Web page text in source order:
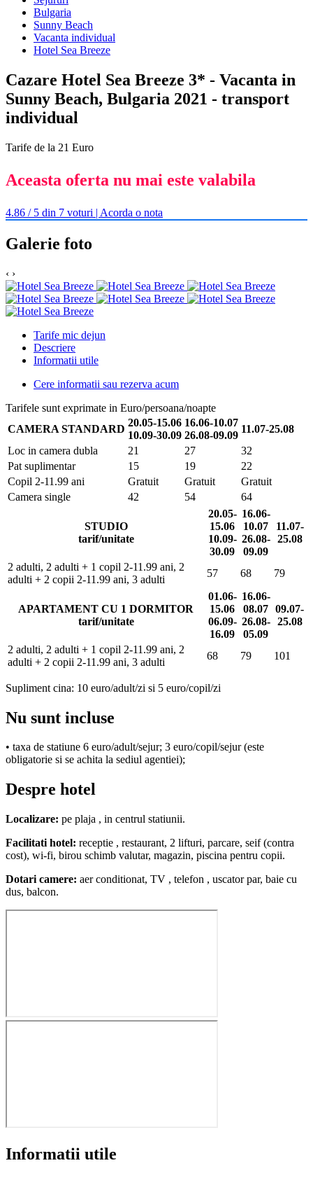
Bulgaria
Sunny Beach
Vacanta individual
Hotel Sea Breeze
Cazare Hotel Sea Breeze 3* - Vacanta in
Sunny Beach, Bulgaria 2021 - transport
individual
Tarife de la 21 Euro
Aceasta oferta nu mai este valabila
4.86 / 5 din 7 voturi | Acorda o nota
Galerie foto
‹ ›
Tarife mic dejun
Descriere
Informatii utile
Cere informatii sau rezerva acum
Tarifele sunt exprimate in Euro/persoana/noapte
CAMERA STANDARD
20.05-15.06
10.09-30.09
16.06-10.07
26.08-09.09
11.07-25.08
Loc in camera dubla
21 27
32
Pat suplimentar
15 19
22
Copil 2-11.99 ani
Gratuit Gratuit
Gratuit
Camera single
42 54 64
STUDIO
tarif/unitate
20.05-
15.06
10.09-
30.09
16.06-
10.07
26.08-
09.09
11.07-
25.08
2 adulti, 2 adulti + 1 copil 2-11.99 ani, 2
adulti + 2 copii 2-11.99 ani, 3 adulti
57 68 79
APARTAMENT CU 1 DORMITOR
tarif/unitate
01.06-
15.06
06.09-
16.09
16.06-
08.07
26.08-
05.09
09.07-
25.08
2 adulti, 2 adulti + 1 copil 2-11.99 ani, 2
adulti + 2 copii 2-11.99 ani, 3 adulti
68 79 101
Supliment cina: 10 euro/adult/zi si 5 euro/copil/zi
Nu sunt incluse
• taxa de statiune 6 euro/adult/sejur; 3 euro/copil/sejur (este
obligatorie si se achita la sediul agentiei);
Despre hotel
Localizare: pe plaja , in centrul statiunii.
Facilitati hotel: receptie , restaurant, 2 lifturi, parcare, seif (contra
cost), wi-fi, birou schimb valutar, magazin, piscina pentru copii.
Dotari camere: aer conditionat, TV , telefon , uscator par, baie cu
dus, balcon.
Informatii utile